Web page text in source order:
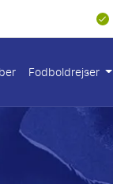
Fodboldrejser